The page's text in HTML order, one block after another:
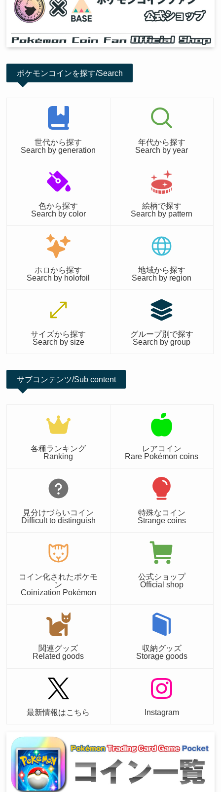
ポケモンコインを探す/Search
世代から探す
Search by generation
年代から探す
Search by year
色から探す
Search by color
絵柄で探す
Search by pattern
ホロから探す
Search by holofoil
地域から探す
Search by region
サイズから探す
Search by size
グループ別で探す
Search by group
サブコンテンツ/Sub content
各種ランキング
Ranking
レアコイン
Rare Pokémon coins
見分けづらいコイン
Difficult to distinguish
特殊なコイン
Strange coins
コイン化されたポケモ
ン
Coinization Pokémon
公式ショップ
Official shop
関連グッズ
Related goods
収納グッズ
Storage goods
最新情報はこちら Instagram